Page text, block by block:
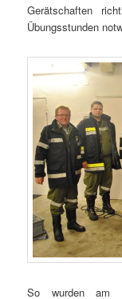
Gerätschaften
Übungsstunden
So wurden am